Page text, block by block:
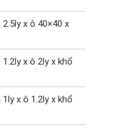
x ô 40×40 x
x ô 2ly x khổ
x ô 1.2ly x khổ